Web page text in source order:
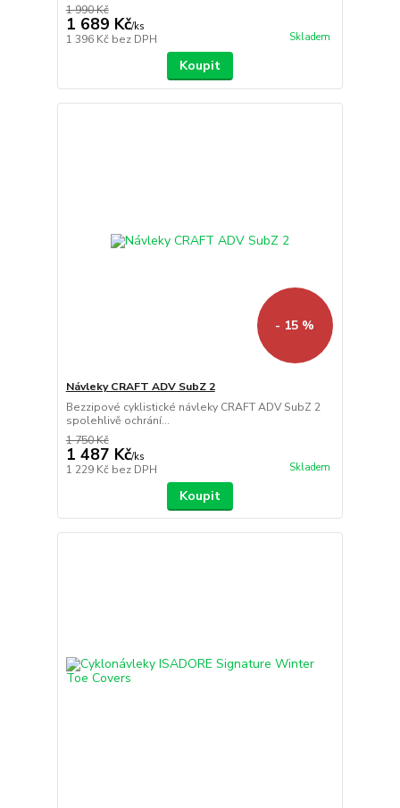
1 990 Kč
1 689 Kč/ks
1 396 Kč bez DPH Skladem
Koupit
- 15 %
Návleky CRAFT ADV SubZ 2
Bezzipové cyklistické návleky CRAFT ADV SubZ 2
spolehlivě ochrání...
1 750 Kč
1 487 Kč/ks
1 229 Kč bez DPH Skladem
Koupit